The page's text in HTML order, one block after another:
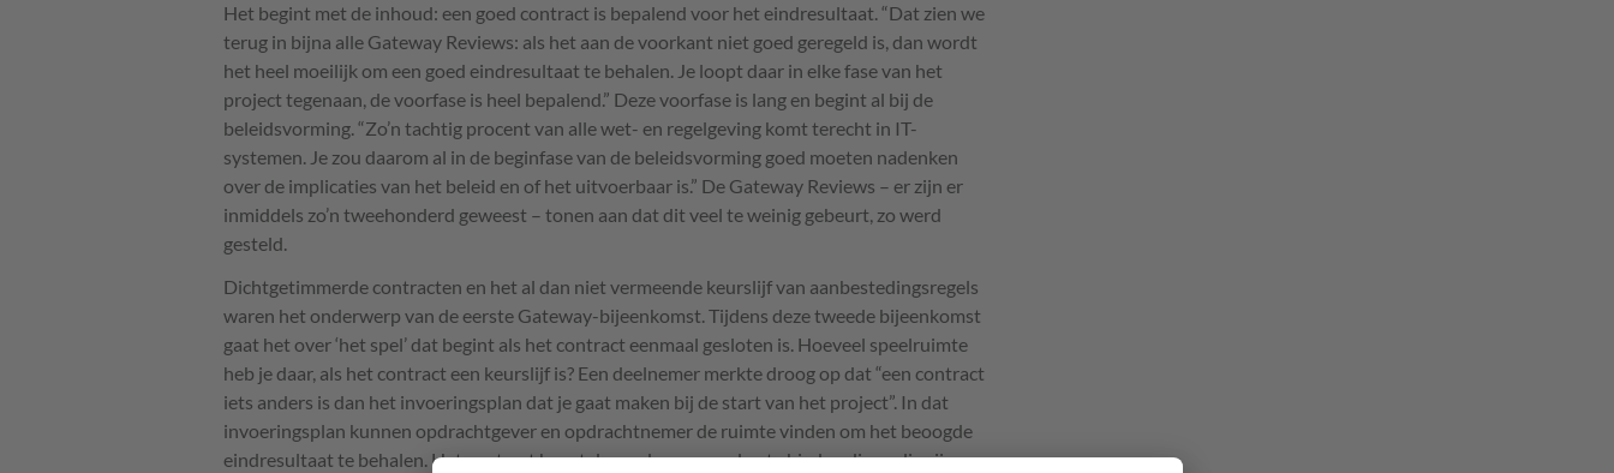
Het begint met de inhoud: een goed contract is bepalend voor het eindresultaat. “Dat zien we
terug in bijna alle Gateway Reviews: als het aan de voorkant niet goed geregeld is, dan wordt
het heel moeilijk om een goed eindresultaat te behalen. Je loopt daar in elke fase van het
project tegenaan, de voorfase is heel bepalend.” Deze voorfase is lang en begint al bij de
beleidsvorming. “Zo’n tachtig procent van alle wet- en regelgeving komt terecht in IT-
systemen. Je zou daarom al in de beginfase van de beleidsvorming goed moeten nadenken
over de implicaties van het beleid en of het uitvoerbaar is.” De Gateway Reviews – er zijn er
inmiddels zo’n tweehonderd geweest – tonen aan dat dit veel te weinig gebeurt, zo werd
gesteld.
Dichtgetimmerde contracten en het al dan niet vermeende keurslijf van aanbestedingsregels
waren het onderwerp van de eerste Gateway-bijeenkomst. Tijdens deze tweede bijeenkomst
gaat het over ‘het spel’ dat begint als het contract eenmaal gesloten is. Hoeveel speelruimte
heb je daar, als het contract een keurslijf is? Een deelnemer merkte droog op dat “een contract
iets anders is dan het invoeringsplan dat je gaat maken bij de start van het project”. In dat
invoeringsplan kunnen opdrachtgever en opdrachtnemer de ruimte vinden om het beoogde
eindresultaat te behalen. Het contract hoort de randvoorwaarden te bieden die nodig zijn